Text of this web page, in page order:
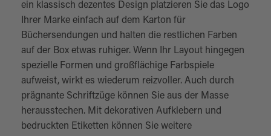
ein klassisch dezentes Design platzieren Sie das Logo
Ihrer Marke einfach auf dem Karton für
Büchersendungen und halten die restlichen Farben
auf der Box etwas ruhiger. Wenn Ihr Layout hingegen
spezielle Formen und großflächige Farbspiele
aufweist, wirkt es wiederum reizvoller. Auch durch
prägnante Schriftzüge können Sie aus der Masse
herausstechen. Mit dekorativen Aufklebern und
bedruckten Etiketten können Sie weitere